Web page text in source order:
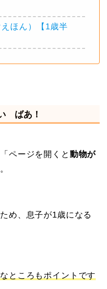
ほん）【1歳半
ばあ！
ページを開くと 動物が
め、息子が1歳になる
ところもポイントです